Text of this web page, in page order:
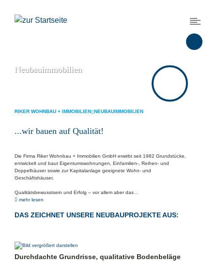
Neubauimmobilien
RIKER WOHNBAU + IMMOBILIEN NEUBAUIMMOBILIEN
...wir bauen auf Qualität!
Die Firma Riker Wohnbau + Immobilien GmbH erwirbt seit 1982 Grundstücke,
entwickelt und baut Eigentumswohnungen, Einfamilien-, Reihen- und
Doppelhäuser sowie zur Kapitalanlage geeignete Wohn- und
Geschäftshäuser.
Qualitätsbewusstsein und Erfolg – vor allem aber das…
mehr lesen
DAS ZEICHNET UNSERE NEUBAUPROJEKTE AUS:
Durchdachte Grundrisse, qualitative Bodenbeläge